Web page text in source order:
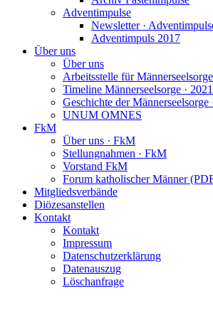
Adventimpulse
Newsletter ·
Adventimpuls 2017
Über uns
Über uns
Arbeitsstelle für Männerseelsorge
Timeline Männerseelsorge · 2021
Geschichte der Männerseelsorge
UNUM OMNES
FkM
Über uns · FkM
Stellungnahmen · FkM
Vorstand FkM
Forum katholischer Männer
Mitgliedsverbände
Diözesanstellen
Kontakt
Kontakt
Impressum
Datenschutzerklärung
Datenauszug
Löschanfrage